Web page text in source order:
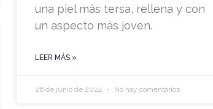
una piel más tersa, rellena y con
un aspecto más joven.
LEER MÁS »
26 de junio de 2024 No hay comentarios